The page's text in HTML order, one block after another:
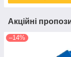
Акційні
–14%